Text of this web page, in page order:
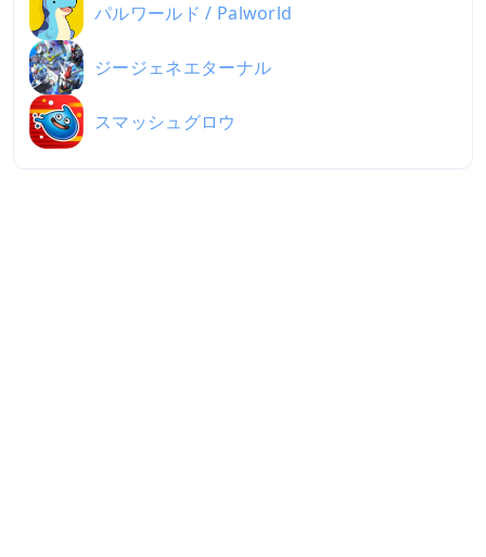
パルワールド / Palworld
ジージェネエターナル
スマッシュグロウ